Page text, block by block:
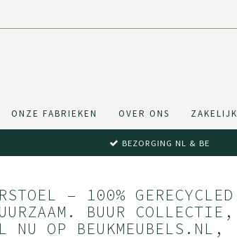
ONZE FABRIEKEN OVER ONS ZAKELIJK
BEZORGING NL & BE
– 100% GERECYCLED
BUUR COLLECTIE,
NU OP BEUKMEUBELS.NL,